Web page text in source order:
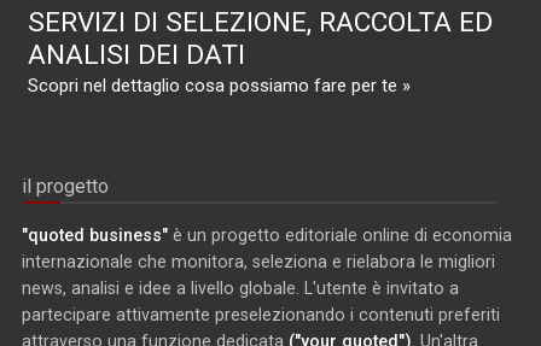
SERVIZI DI SELEZIONE, RACCOLTA ED
ANALISI DEI DATI
Scopri nel dettaglio cosa possiamo fare per te »
il progetto
"quoted business" è un progetto editoriale online di economia
internazionale che monitora, seleziona e rielabora le migliori
news, analisi e idee a livello globale. L'utente è invitato a
partecipare attivamente preselezionando i contenuti preferiti
attraverso una funzione dedicata ("your quoted") . Un'altra